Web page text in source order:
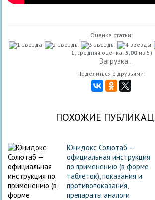
Оценка статьи:
1, средняя оценка: 5,00из 5)
Загрузка...
Поделиться с друзьями:
ПОХОЖИЕ
Юнидокс Солютаб —
официальная инструкция
по применению (в форме
таблеток), показания и
противопоказания,
препараты аналоги